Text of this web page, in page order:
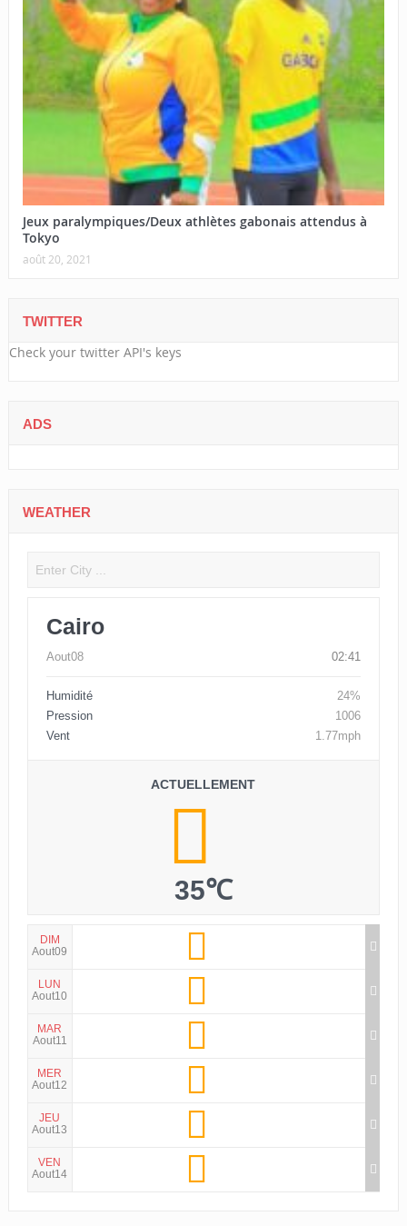
Jeux paralympiques/Deux athlètes gabonais attendus à
Tokyo
août 20, 2021
TWITTER
Check your twitter API's keys
ADS
WEATHER
Cairo
Aout08 02:41
Humidité
24%
Pression
1006
Vent
1.77mph
ACTUELLEMENT
35℃
DIM
Aout09
LUN
Aout10
MAR
Aout11
MER
Aout12
JEU
Aout13
VEN
Aout14